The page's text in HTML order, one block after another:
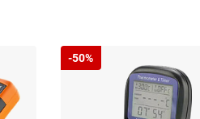
-50%